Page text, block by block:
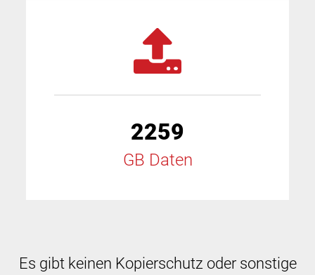
2259
GB Daten
Es gibt keinen Kopierschutz oder sonstige